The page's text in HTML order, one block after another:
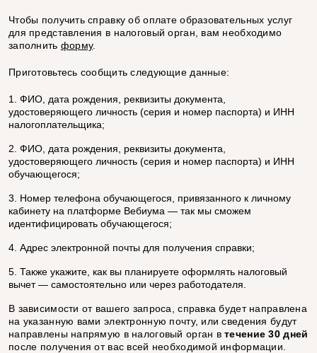
Чтобы получить справку об оплате образовательных услуг
для представления в налоговый орган, вам необходимо
заполнить форму.
Приготовьтесь сообщить следующие данные:
ФИО, дата рождения, реквизиты документа,
удостоверяющего личность (серия и номер паспорта) и ИНН
налогоплательщика;
ФИО, дата рождения, реквизиты документа,
удостоверяющего личность (серия и номер паспорта) и ИНН
обучающегося;
Номер телефона обучающегося, привязанного к личному
кабинету на платформе Вебиума — так мы сможем
идентифицировать обучающегося;
Адрес электронной почты для получения справки;
Также укажите, как вы планируете оформлять налоговый
вычет — самостоятельно или через работодателя.
В зависимости от вашего запроса, справка будет направлена
на указанную вами электронную почту, или сведения будут
направлены напрямую в налоговый орган втечение 30 дней
после получения от вас всей необходимой информации.